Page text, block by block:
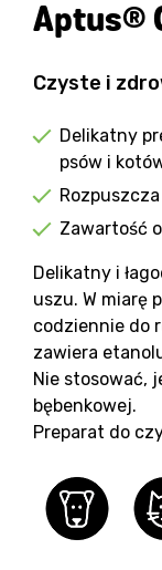
Aptus®
Czyste i
Delikatny
psów i
Zawartość
Delikatny i
uszu. W miarę
codziennie do
zawiera
Nie stosować,
bębenkowej.
Preparat do